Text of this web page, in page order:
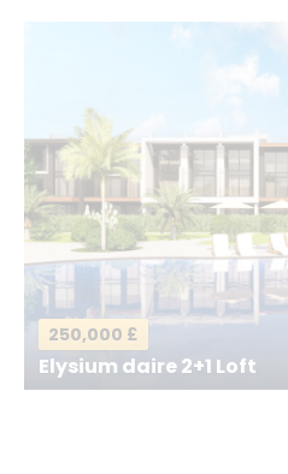
İsminiz*
E-postanız
Mesajınız *
250,000 £
Elysium daire 2+1 Loft